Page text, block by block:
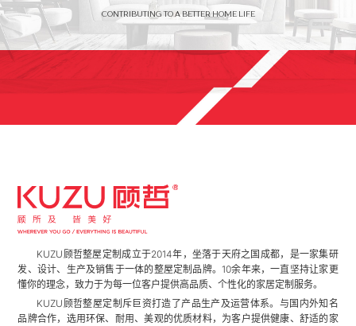
CONTRIBUTING TO A BETTER HOME LIFE
KUZU顾哲整屋定制成立于2014年，坐落于天府之国成都，是一家集研
发、设计、生产及销售于一体的整屋定制品牌。10余年来，一直坚持让家更
懂你的理念，致力于为每一位客户提供高品质、个性化的家居定制服务。
KUZU顾哲整屋定制斥巨资打造了产品生产及运营体系。与国内外知名
品牌合作，选用环保、耐用、美观的优质材料，为客户提供健康、舒适的家